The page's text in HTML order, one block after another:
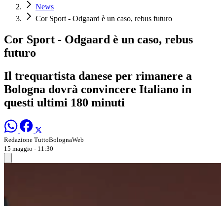
News
Cor Sport - Odgaard è un caso, rebus futuro
Cor Sport - Odgaard è un caso, rebus
futuro
Il trequartista danese per rimanere a
Bologna dovrà convincere Italiano in
questi ultimi 180 minuti
Redazione TuttoBolognaWeb
15 maggio - 11:30